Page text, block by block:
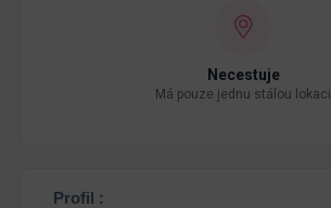
Necestuje
Má pouze jednu stálou lokaci
Profil :